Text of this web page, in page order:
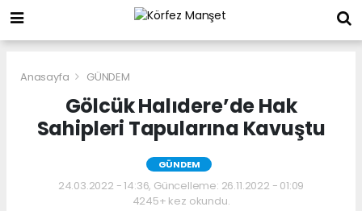
Anasayfa GÜNDEM
Gölcük Halıdere’de Hak
Sahipleri Tapularına Kavuştu
GÜNDEM
24.03.2022 - 14:36, Güncelleme: 26.11.2022 - 01:09
4245+ kez okundu.